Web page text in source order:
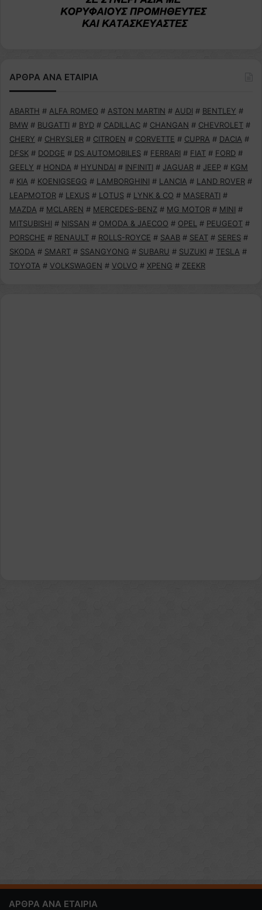
ΑΡΘΡΑ ΑΝΑ ΕΤΑΙΡΙΑ
ABARTH # ALFA ROMEO # ASTON MARTIN # AUDI # BENTLEY #
BMW # BUGATTI # BYD # CADILLAC # CHANGAN # CHEVROLET #
CHERY # CHRYSLER # CITROEN # CORVETTE # CUPRA # DACIA #
DFSK # DODGE # DS AUTOMOBILES # FERRARI # FIAT # FORD #
GEELY # HONDA # HYUNDAI # INFINITI # JAGUAR # JEEP # KGM
# KIA # KOENIGSEGG # LAMBORGHINI # LANCIA # LAND ROVER #
LEAPMOTOR # LEXUS # LOTUS # LYNK & CO # MASERATI #
MAZDA # MCLAREN # MERCEDES-BENZ # MG MOTOR # MINI #
MITSUBISHI # NISSAN # OMODA & JAECOO # OPEL # PEUGEOT #
PORSCHE # RENAULT # ROLLS-ROYCE # SAAB # SEAT # SERES #
SKODA # SMART # SSANGYONG # SUBARU # SUZUKI # TESLA #
TOYOTA # VOLKSWAGEN # VOLVO # XPENG # ZEEKR
ΑΡΘΡΑ ΑΝΑ ΕΤΑΙΡΙΑ